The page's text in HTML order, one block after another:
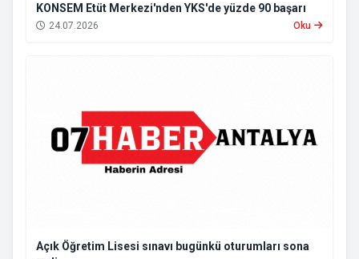
KONSEM Etüt Merkezi'nden YKS'de yüzde 90 başarı
24.07.2026 Oku
Açık Öğretim Lisesi sınavı bugünkü oturumları sona